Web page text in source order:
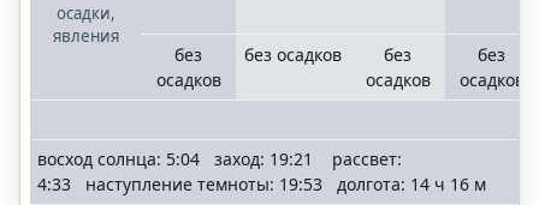
осадки,
явления
без
осадков
без осадков
без
осадков
без
осадков
восход солнца: 5:04 заход: 19:21 рассвет:
4:33 наступление темноты: 19:53 долгота: 14 ч 16 м